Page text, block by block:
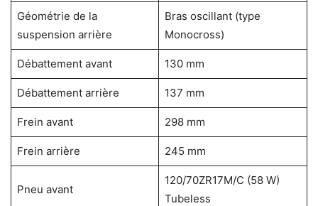
Géométrie de la
suspension arrière
Bras oscillant (type
Monocross)
Débattement avant 130 mm
Débattement arrière 137 mm
Frein avant 298 mm
Frein arrière 245 mm
Pneu avant
120/70ZR17M/C (58 W)
Tubeless